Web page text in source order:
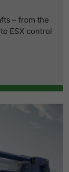
– from the
ESX control